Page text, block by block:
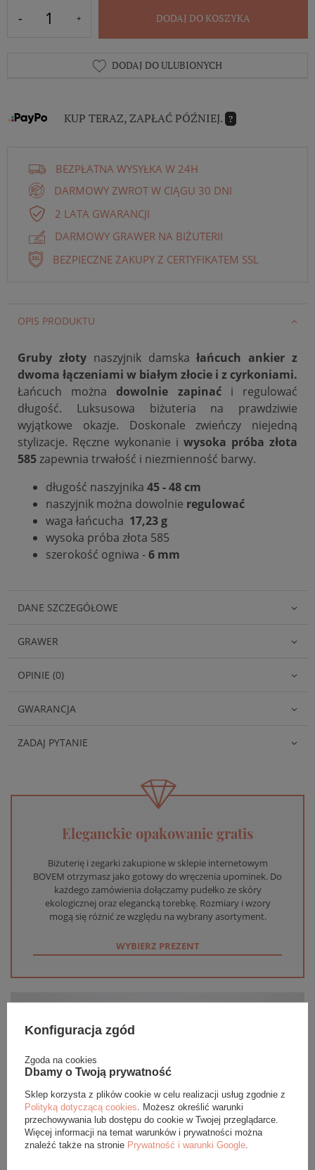
DODAJ DO KOSZYKA
DODAJ DO ULUBIONYCH
KUP TERAZ, ZAPŁAĆ PÓŹNIEJ. ?
BEZPŁATNA WYSYŁKA W 24H
DARMOWY ZWROT W CIĄGU 30 DNI
2 LATA GWARANCJI
DARMOWY GRAWER NA BIŻUTERII
BEZPIECZNE ZAKUPY Z CERTYFIKATEM SSL
OPIS PRODUKTU
Gruby złoty naszyjnik damska łańcuch ankier z
dwoma łączeniami w białym złocie i z cyrkoniami.
Łańcuch można dowolnie zapinaći regulować
długość. Luksusowa biżuteria na prawdziwie
wyjątkowe okazje. Doskonale zwieńczy niejedną
stylizacje. Ręczne wykonanie i wysoka próba złota
585zapewnia trwałość i niezmienność barwy.
długość naszyjnika 45 - 48 cm
naszyjnik można dowolnie regulować
waga łańcucha 17,23 g
wysoka próba złota 585
szerokość ogniwa -6 mm
DANE SZCZEGÓŁOWE
GRAWER
OPINIE (0)
GWARANCJA
ZADAJ PYTANIE
Eleganckie opakowanie gratis
Biżuterię i zegarki zakupione w sklepie internetowym
BOVEM otrzymasz jako gotowy do wręczenia upominek. Do
każdego zamówienia dołączamy pudełko ze skóry
ekologicznej oraz elegancką torebkę. Rozmiary i wzory
mogą się różnić ze względu na wybrany asortyment.
WYBIERZ PREZENT
Konfiguracja zgód
Zgoda na cookies
Dbamy o Twoją prywatność
Sklep korzysta z plików cookie w celu realizacji usług zgodnie z
Polityką dotyczącą cookies . Możesz określić warunki
przechowywania lub dostępu do cookie w Twojej przeglądarce.
Więcej informacji na temat warunków i prywatności można
znaleźć także na stronie Prywatność i warunki Google